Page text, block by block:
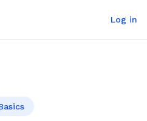
Log in